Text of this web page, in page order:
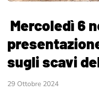
Mercoledì 6
sugli scavi
29 Ottobre 2024